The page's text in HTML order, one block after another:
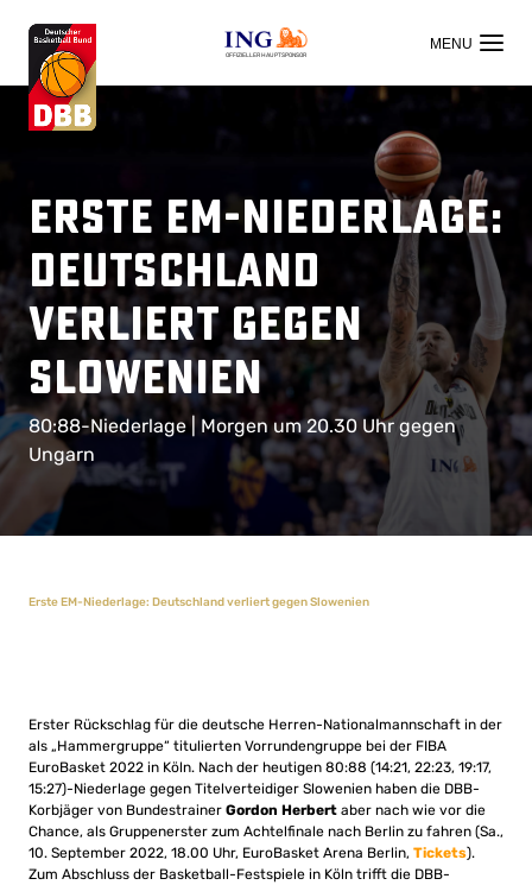
OFFIZIELLER HAUPTSPONSOR
Erste EM-Niederlage:
Deutschland
verliert gegen
Slowenien
80:88-Niederlage | Morgen um 20.30 Uhr gegen
Ungarn
Erste EM-Niederlage: Deutschland verliert gegen Slowenien
Erster Rückschlag für die deutsche Herren-Nationalmannschaft in der
als „Hammergruppe“ titulierten Vorrundengruppe bei der FIBA
EuroBasket 2022 in Köln. Nach der heutigen 80:88 (14:21, 22:23, 19:17,
15:27)-Niederlage gegen Titelverteidiger Slowenien haben die DBB-
Korbjäger von Bundestrainer Gordon Herbert aber nach wie vor die
Chance, als Gruppenerster zum Achtelfinale nach Berlin zu fahren (Sa.,
10. September 2022, 18.00 Uhr, EuroBasket Arena Berlin, Tickets).
Zum Abschluss der Basketball-Festspiele in Köln trifft die DBB-